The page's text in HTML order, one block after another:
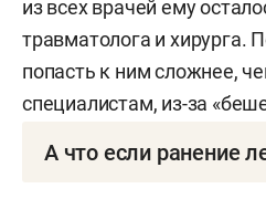
из всех врачей ему
травматолога и хирурга.
попасть к ним сложнее,
специалистам, из-за
А что если ранение